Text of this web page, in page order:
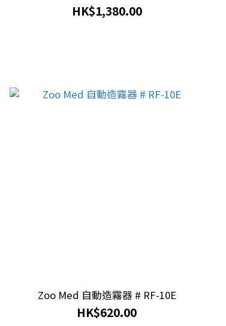
HK$1,380.00
Zoo Med 自動造霧器 # RF-10E
HK$620.00